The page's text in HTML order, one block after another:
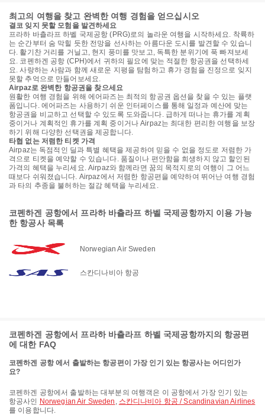
최고의 여행을 찾고 완벽한 여행 경험을 얻으십시오
결코 잊지 못할 모험을 발견하세요
프라하 바츨라프 하벨 국제공항 (PRG)로의 놀라운 여행을 시작하세요. 착륙하
는 순간부터 숨 막힐 듯한 전망을 선사하는 아름다운 도시를 발견할 수 있습니
다. 활기찬 거리를 거닐고, 현지 풍미를 맛보고, 독특한 분위기에 푹 빠져보세
요. 코펜하겐 공항 (CPH)에서 귀하의 필요에 맞는 적절한 항공권을 선택하세
요. 사랑하는 사람과 함께 새로운 지평을 탐험하고 휴가 경험을 진정으로 잊지
못할 추억으로 만들어보세요.
Airpaz로 완벽한 항공권을 찾으세요
원활한 여행 경험을 위해 에어파즈는 최적의 항공권 옵션을 찾을 수 있는 플랫
폼입니다. 에어파즈는 사용하기 쉬운 인터페이스를 통해 일정과 예산에 맞는
항공권을 비교하고 선택할 수 있도록 도와줍니다. 급하게 떠나는 휴가를 계획
중이거나 계획적인 휴가를 계획 중이거나 Airpaz는 최대한 편리한 여행을 보장
하기 위해 다양한 선택권을 제공합니다.
타협 없는 저렴한 티켓 가격
Airpaz는 독점적인 딜과 특별 혜택을 제공하여 믿을 수 없을 정도로 저렴한 가
격으로 티켓을 예약할 수 있습니다. 품질이나 편안함을 희생하지 않고 할인된
가격의 혜택을 누리세요. Airpaz와 함께라면 꿈의 목적지로의 여행이 그 어느
때보다 쉬워졌습니다. Airpaz에서 저렴한 항공편을 예약하여 뛰어난 여행 경험
과 타의 추종을 불허하는 절감 혜택을 누리세요.
코펜하겐 공항에서 프라하 바츨라프 하벨 국제공항까지 이용 가능
한 항공사 목록
Norwegian Air Sweden
스칸디나비아 항공
코펜하겐 공항에서 프라하 바츨라프 하벨 국제공항까지의 항공편
에 대한 FAQ
코펜하겐 공항 에서 출발하는 항공편이 가장 인기 있는 항공사는 어디인가
요?
코펜하겐 공항에서 출발하는 대부분의 여행객은 이 공항에서 가장 인기 있는
항공사인 Norwegian Air Sweden , 스칸디나비아 항공 / Scandinavian Airlines
를 이용합니다.